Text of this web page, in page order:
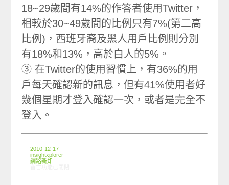
18~29歲間有14%的作答者使用Twitter，
相較於30~49歲間的比例只有7%(第二高
比例)，西班牙裔及黑人用戶比例則分別
有18%和13%，高於白人的5%。
③ 在Twitter的使用習慣上，有36%的用
戶每天確認新的訊息，但有41%使用者好
幾個星期才登入確認一次，或者是完全不
登入。
2010-12-17
insightxplorer
網路新知